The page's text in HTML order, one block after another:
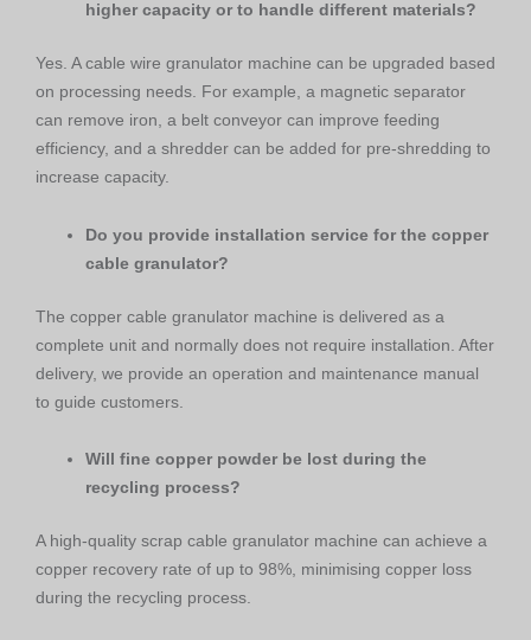
higher capacity or to handle different materials?
Yes. A cable wire granulator machine can be upgraded based
on processing needs. For example, a magnetic separator
can remove iron, a belt conveyor can improve feeding
efficiency, and a shredder can be added for pre-shredding to
increase capacity.
Do you provide installation service for the copper
cable granulator?
The copper cable granulator machine is delivered as a
complete unit and normally does not require installation. After
delivery, we provide an operation and maintenance manual
to guide customers.
Will fine copper powder be lost during the
recycling process?
A high-quality scrap cable granulator machine can achieve a
copper recovery rate of up to 98%, minimising copper loss
during the recycling process.